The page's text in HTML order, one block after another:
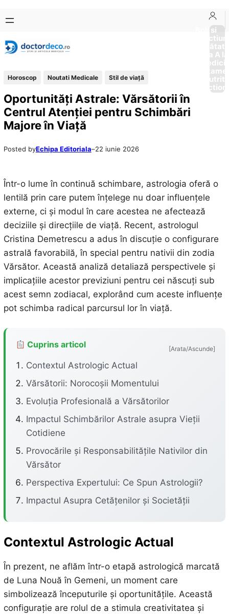
conținut
content
Boli si
Afectiuni
Sănătate
de la A
Horoscop Noutati Medicale Stil de viaţă
Oportunități Astrale: Vărsătorii în
Centrul Atenției pentru Schimbări
Majore în Viață
Posted byEchipa Editoriala–22 iunie 2026
Într-o lume în continuă schimbare, astrologia oferă o
lentilă prin care putem înțelege nu doar influențele
externe, ci și modul în care acestea ne afectează
deciziile și direcțiile de viață. Recent, astrologul
Cristina Demetrescu a adus în discuție o configurare
astrală favorabilă, în special pentru nativii din zodia
Vărsător. Această analiză detaliază perspectivele și
implicațiile acestor previziuni pentru cei născuți sub
acest semn zodiacal, explorând cum aceste influențe
pot schimba radical parcursul lor în viață.
Cuprins articol [Arata/Ascunde]
Contextul Astrologic Actual
Vărsătorii: Norocoșii Momentului
Evoluția Profesională a Vărsătorilor
Impactul Schimbărilor Astrale asupra Vieții
Cotidiene
Provocările și Responsabilitățile Nativilor din
Vărsător
Perspectiva Expertului: Ce Spun Astrologii?
Impactul Asupra Cetățenilor și Societății
Contextul Astrologic Actual
În prezent, ne aflăm într-o etapă astrologică marcată
de Luna Nouă în Gemeni, un moment care
simbolizează începuturile și oportunitățile. Această
configurație are rolul de a stimula creativitatea și